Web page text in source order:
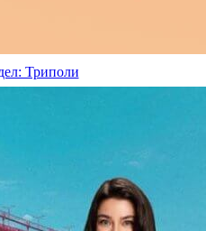
Триполи